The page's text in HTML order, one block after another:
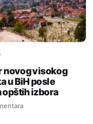
novog visokog
u BiH posle
izbora